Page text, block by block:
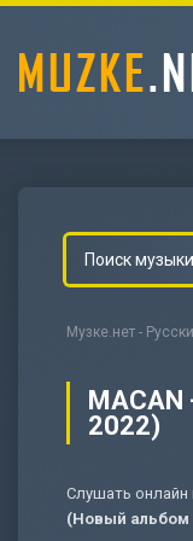
Музке.нет -
2022)
Слушать онлайн
(Новый альбом